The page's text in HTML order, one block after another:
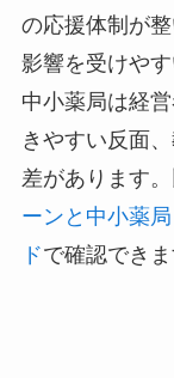
の応援体制が
影響を受けやす
中小薬局は経
きやすい反面
差があります。
ーンと中小薬
ドで確認できま